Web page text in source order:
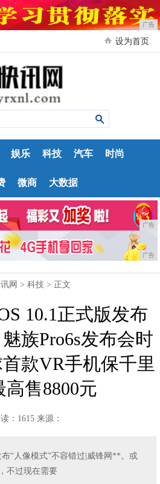
广告
设为首页
娱乐 科技 汽车 时尚
微商 大数据
广告
广告
网 >科技 > 正文
10.1正式版发布
族Pro6s发布会时
款VR手机保千里
高售8800元
：1615 来源：
“人像模式”不容错过|威锋网**。或
不过现在需要